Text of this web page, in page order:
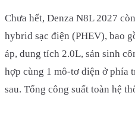
Chưa hết, Denza N8L 2027
hybrid sạc điện (PHEV), bao
áp, dung tích 2.0L, sản sinh
hợp cùng 1 mô-tơ điện ở phía
sau. Tổng công suất toàn hệ